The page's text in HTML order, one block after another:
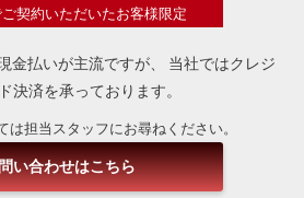
契約いただいたお客様限定
金払いが主流ですが、
当社ではクレジ
決済を承っております。
担当スタッフにお尋ねください。
い合わせはこちら